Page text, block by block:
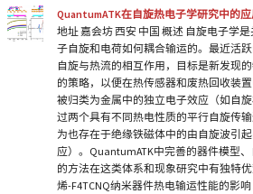
QuantumATK在自旋热电子学研究中的应
地址 嘉会坊 西安 中国 概述 自旋电子学
子自旋和电荷如何耦合输运的。最近活
自旋与热流的相互作用，目标是新发现
的策略，以便在热传感器和废热回收装
被归类为金属中的独立电子效应（如自
过两个具有不同热电性质的平行自旋传
为也存在于绝缘铁磁体中的由自旋波引
应）。QuantumATK中完善的器件模型
的方法在这类体系和现象研究中有独特
烯-F4TCNQ纳米器件热电输运性能的影